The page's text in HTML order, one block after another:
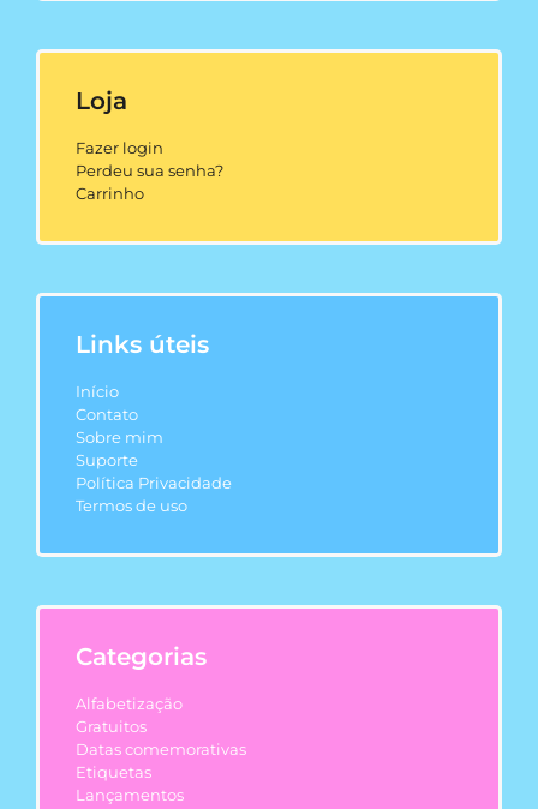
Loja
Fazer login
Perdeu sua senha?
Carrinho
Links úteis
Início
Contato
Sobre mim
Suporte
Política Privacidade
Termos de uso
Categorias
Alfabetização
Gratuitos
Datas comemorativas
Etiquetas
Lançamentos